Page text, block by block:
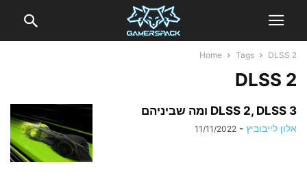
Home Tags DLSS 2
DLSS 2
DLSS 2, DLSS 3 ומה שביניהם
אלון לייבוביץ -
11/11/2022